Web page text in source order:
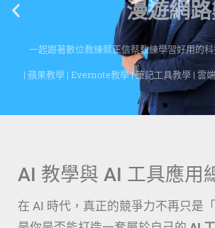
| 蘋果教學 | Evernote教學 | 筆記工具教學 | 雲
AI 教學與 AI 工具應用
在 AI 時代，真正的競爭力不再只是